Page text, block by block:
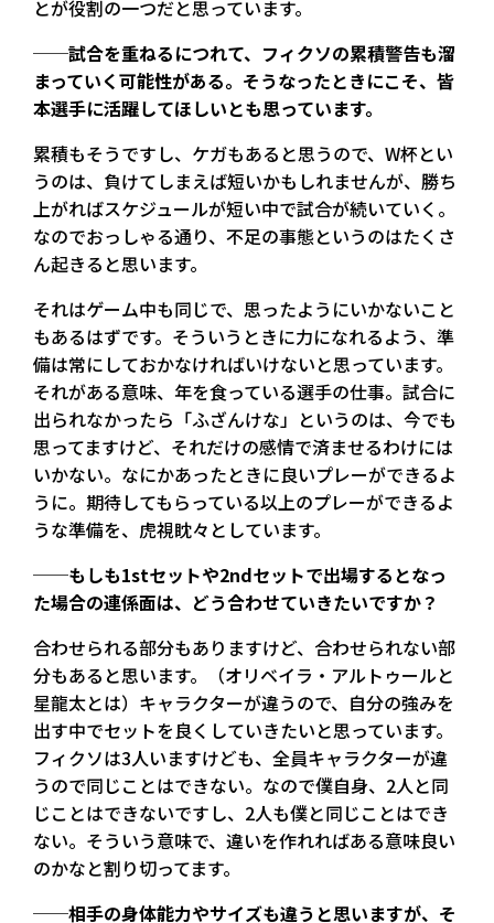
とが役割の一つだと思っています。
──試合を重ねるにつれて、フィクソの累積警告も溜
まっていく可能性がある。そうなったときにこそ、皆
本選手に活躍してほしいとも思っています。
累積もそうですし、ケガもあると思うので、W杯とい
うのは、負けてしまえば短いかもしれませんが、勝ち
上がればスケジュールが短い中で試合が続いていく。
なのでおっしゃる通り、不足の事態というのはたくさ
ん起きると思います。
それはゲーム中も同じで、思ったようにいかないこと
もあるはずです。そういうときに力になれるよう、準
備は常にしておかなければいけないと思っています。
それがある意味、年を食っている選手の仕事。試合に
出られなかったら「ふざんけな」というのは、今でも
思ってますけど、それだけの感情で済ませるわけには
いかない。なにかあったときに良いプレーができるよ
うに。期待してもらっている以上のプレーができるよ
うな準備を、虎視眈々としています。
──もしも1stセットや2ndセットで出場するとなっ
た場合の連係面は、どう合わせていきたいですか？
合わせられる部分もありますけど、合わせられない部
分もあると思います。（オリベイラ・アルトゥールと
星龍太とは）キャラクターが違うので、自分の強みを
出す中でセットを良くしていきたいと思っています。
フィクソは3人いますけども、全員キャラクターが違
うので同じことはできない。なので僕自身、2人と同
じことはできないですし、2人も僕と同じことはでき
ない。そういう意味で、違いを作れればある意味良い
のかなと割り切ってます。
──相手の身体能力やサイズも違うと思いますが、そ